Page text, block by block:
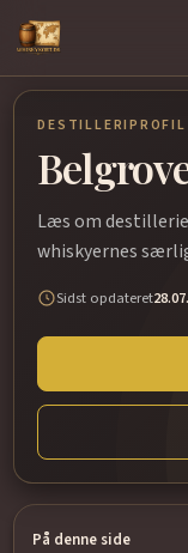
DESTILLERIPROFIL
Læs om
whiskyernes
Sidst opdateret
På denne side